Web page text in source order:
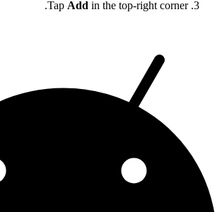
Tap Add in the top-right corner.